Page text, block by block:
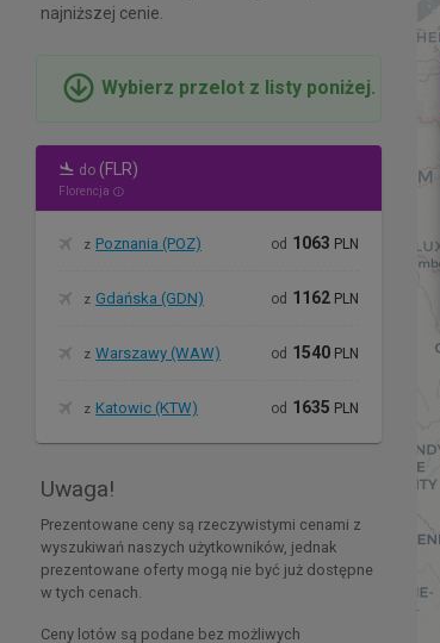
najniższej cenie.
Wybierz przelot z listy poniżej.
do (FLR)
Florencja
z Poznania (POZ) od 1063 PLN
z Gdańska (GDN) od 1162 PLN
z Warszawy (WAW) od 1540 PLN
z Katowic (KTW) od 1635 PLN
Uwaga!
Prezentowane ceny są rzeczywistymi cenami z
wyszukiwań naszych użytkowników, jednak
prezentowane oferty mogą nie być już dostępne
w tych cenach.
Ceny lotów są podane bez możliwych